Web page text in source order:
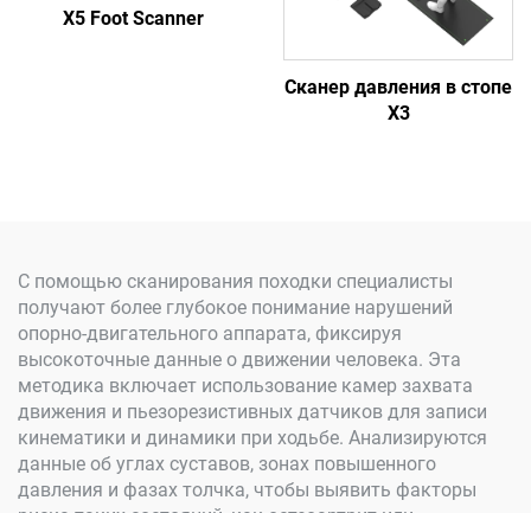
X5 Foot Scanner
Сканер давления в стопе
X3
С помощью сканирования походки специалисты
получают более глубокое понимание нарушений
опорно-двигательного аппарата, фиксируя
высокоточные данные о движении человека. Эта
методика включает использование камер захвата
движения и пьезорезистивных датчиков для записи
кинематики и динамики при ходьбе. Анализируются
данные об углах суставов, зонах повышенного
давления и фазах толчка, чтобы выявить факторы